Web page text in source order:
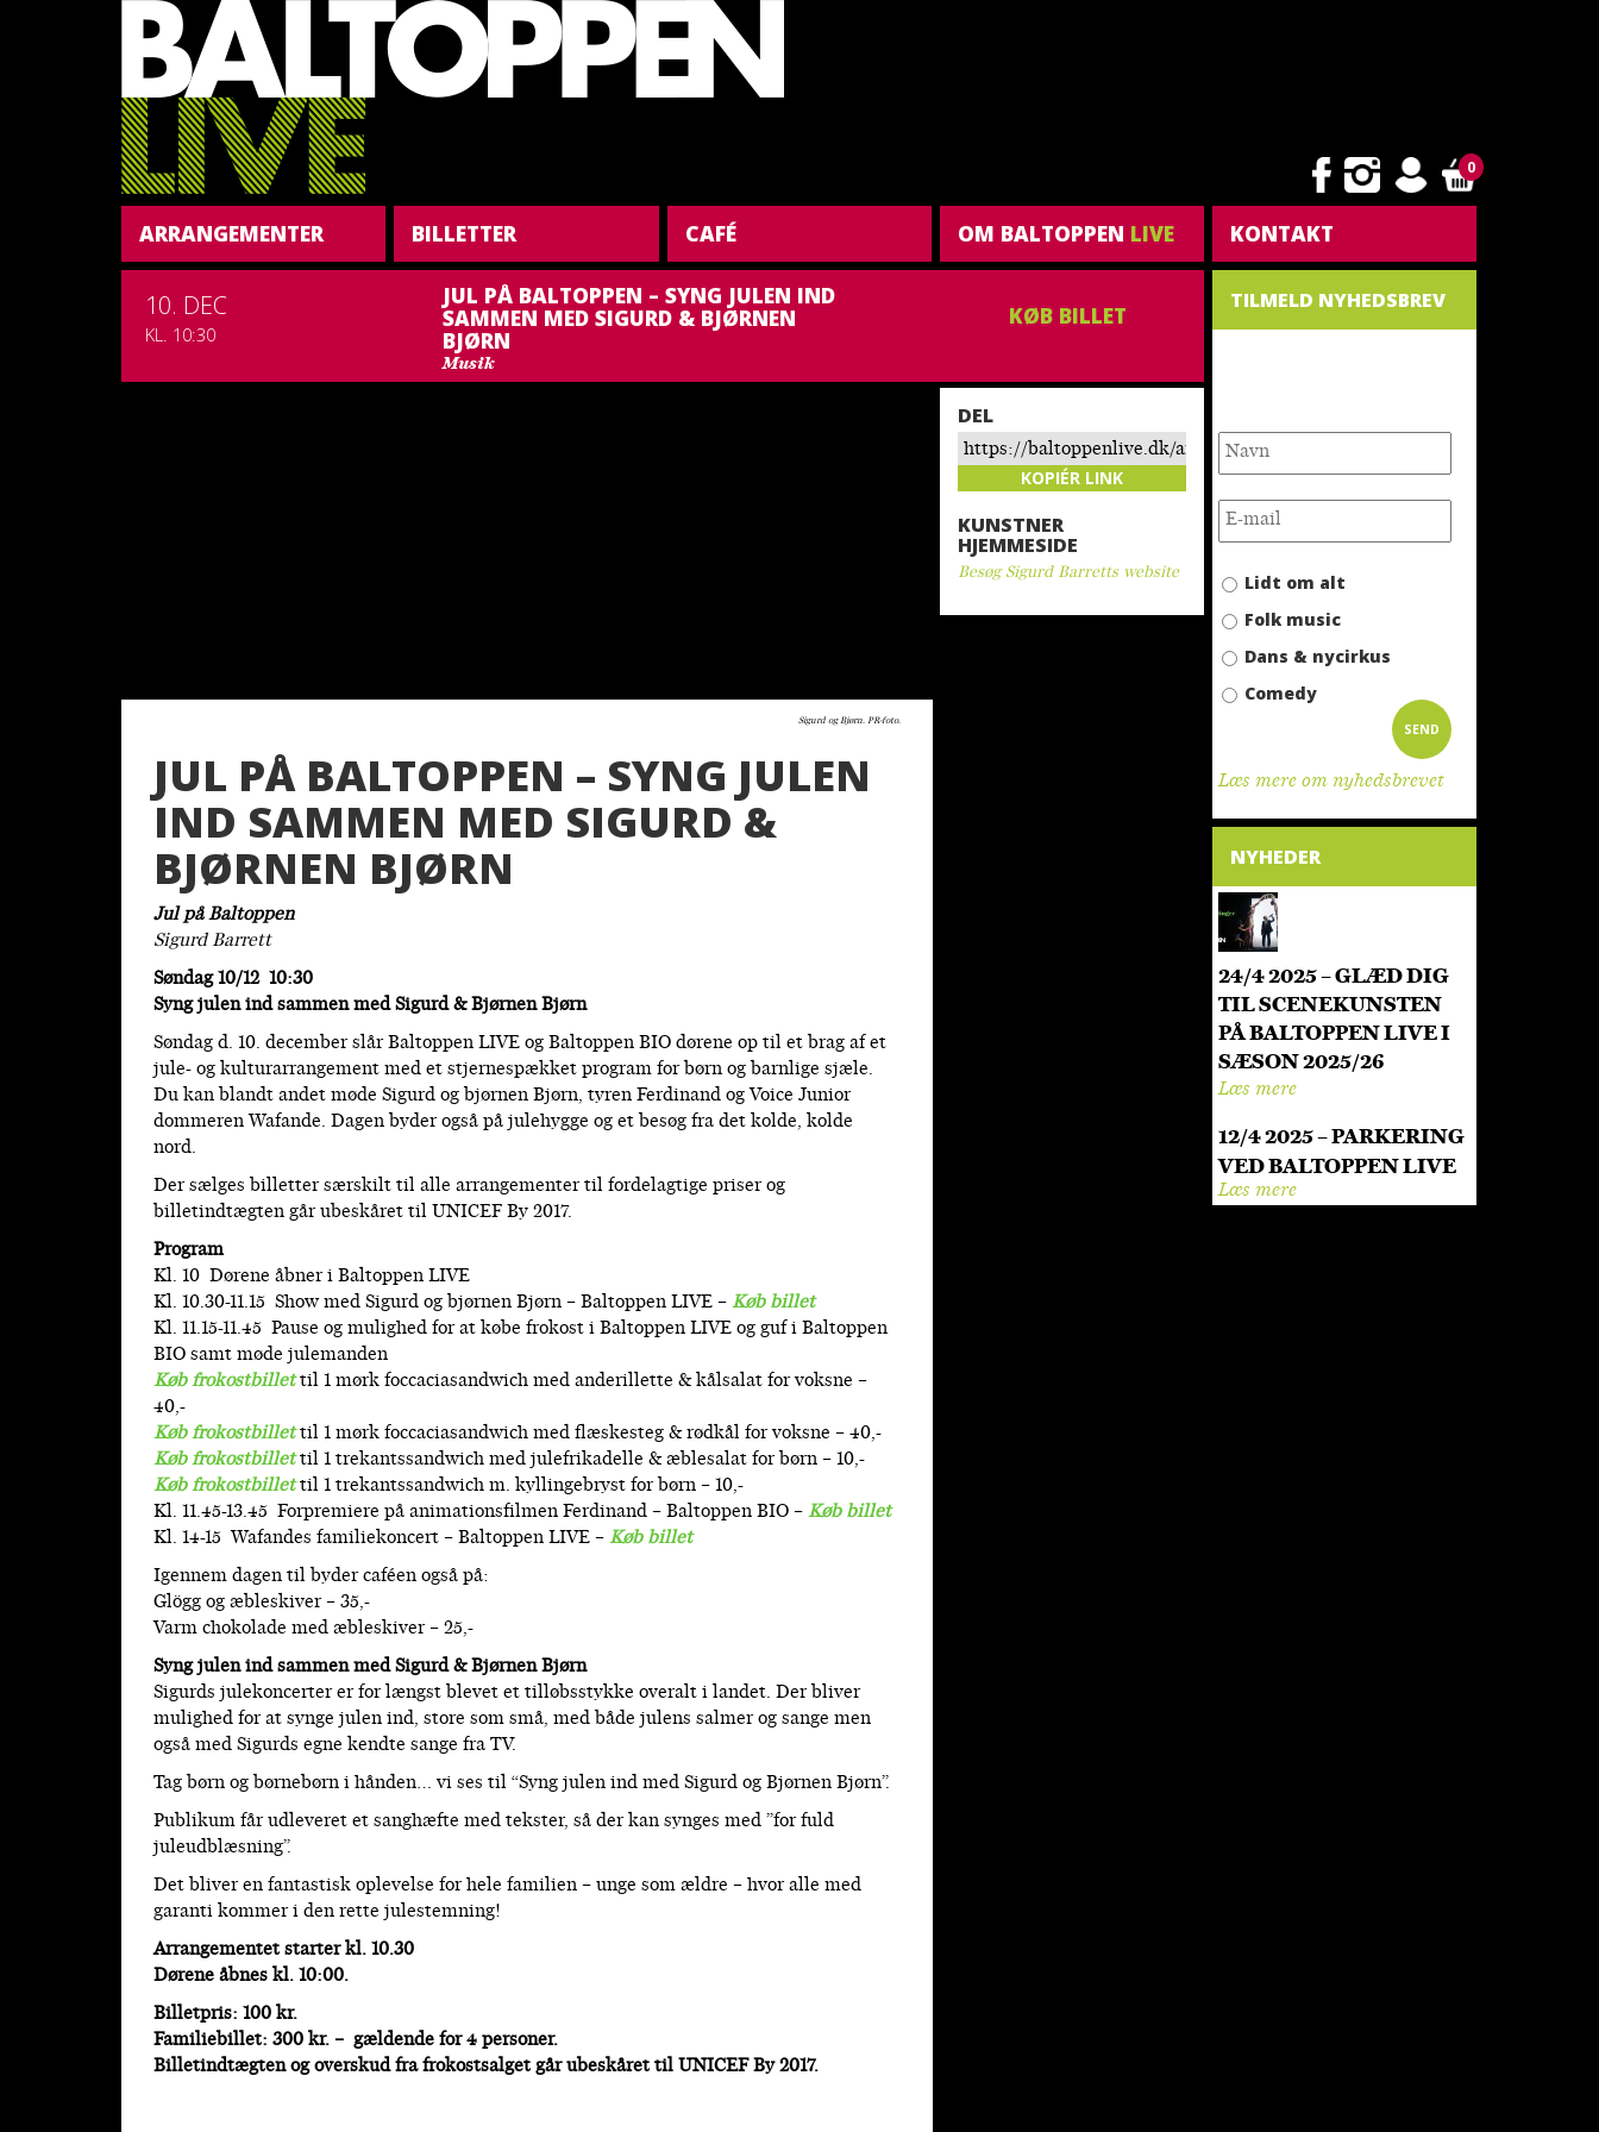
0
ARRANGEMENTER BILLETTER CAFÉ OM BALTOPPEN LIVE KONTAKT
10. DEC
KL. 10:30
JUL PÅ BALTOPPEN – SYNG JULEN IND
SAMMEN MED SIGURD & BJØRNEN
BJØRN
Musik
KØB BILLET
Sigurd og Bjørn. PR-foto.
JUL PÅ BALTOPPEN – SYNG JULEN
IND SAMMEN MED SIGURD &
BJØRNEN BJØRN
Jul på Baltoppen
Sigurd Barrett
Søndag 10/12 10:30
Syng julen ind sammen med Sigurd & Bjørnen Bjørn
Søndag d. 10. december slår Baltoppen LIVE og Baltoppen BIO dørene op til et brag af et
jule- og kulturarrangement med et stjernespækket program for børn og barnlige sjæle.
Du kan blandt andet møde Sigurd og bjørnen Bjørn, tyren Ferdinand og Voice Junior
dommeren Wafande. Dagen byder også på julehygge og et besøg fra det kolde, kolde
nord.
Der sælges billetter særskilt til alle arrangementer til fordelagtige priser og
billetindtægten går ubeskåret til UNICEF By 2017.
Program
Kl. 10 Dørene åbner i Baltoppen LIVE
Kl. 10.30-11.15 Show med Sigurd og bjørnen Bjørn – Baltoppen LIVE –Køb billet
Kl. 11.15-11.45 Pause og mulighed for at købe frokost i Baltoppen LIVE og guf i Baltoppen
BIO samt møde julemanden
Køb frokostbillettil 1 mørk foccaciasandwich med anderillette & kålsalat for voksne –
40,-
Køb frokostbillettil 1 mørk foccaciasandwich med flæskesteg & rødkål for voksne – 40,-
Køb frokostbillettil 1 trekantssandwich med julefrikadelle & æblesalat for børn – 10,-
Køb frokostbillettil 1 trekantssandwich m. kyllingebryst for børn – 10,-
Kl. 11.45-13.45 Forpremiere på animationsfilmen Ferdinand – Baltoppen BIO –Køb billet
Kl. 14-15 Wafandes familiekoncert – Baltoppen LIVE –Køb billet
Igennem dagen til byder caféen også på:
Glögg og æbleskiver – 35,-
Varm chokolade med æbleskiver – 25,-
Syng julen ind sammen med Sigurd & Bjørnen Bjørn
Sigurds julekoncerter er for længst blevet et tilløbsstykke overalt i landet. Der bliver
mulighed for at synge julen ind, store som små, med både julens salmer og sange men
også med Sigurds egne kendte sange fra TV.
Tag børn og børnebørn i hånden… vi ses til “Syng julen ind med Sigurd og Bjørnen Bjørn”.
Publikum får udleveret et sanghæfte med tekster, så der kan synges med ”for fuld
juleudblæsning”.
Det bliver en fantastisk oplevelse for hele familien – unge som ældre – hvor alle med
garanti kommer i den rette julestemning!
Arrangementet starter kl. 10.30
Dørene åbnes kl. 10:00.
Billetpris: 100 kr.
Familiebillet: 300 kr. – gældende for 4 personer.
Billetindtægten og overskud fra frokostsalget går ubeskåret til UNICEF By 2017.
DEL
https://baltoppenlive.dk/arrangement/syng-
julen-sammen-sigurd-
KOPIÉR LINK
KUNSTNER
HJEMMESIDE
Besøg Sigurd Barretts website
TILMELD NYHEDSBREV
Lidt om alt
Folk music
Dans & nycirkus
Comedy
Læs mere om nyhedsbrevet
NYHEDER
24/4 2025 – GLÆD DIG
TIL SCENEKUNSTEN
PÅ BALTOPPEN LIVE I
SÆSON 2025/26
Læs mere
12/4 2025 – PARKERING
VED BALTOPPEN LIVE
Læs mere